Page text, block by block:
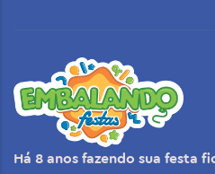
Há 8 anos fazendo sua festa